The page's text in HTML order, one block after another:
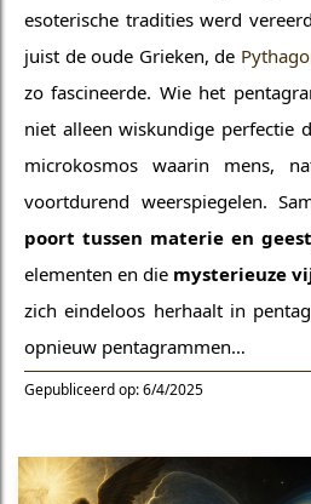
esoterische tradities werd
juist de oude Grieken, de
zo fascineerde. Wie het
niet alleen wiskundige perfectie
microkosmos waarin mens,
voortdurend weerspiegelen.
poort tussen materie en geest
elementen en die mysterieuze
zich eindeloos herhaalt in
opnieuw pentagrammen…
Gepubliceerd op: 6/4/2025